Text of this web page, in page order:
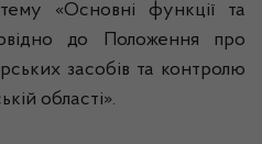
«Основні функції та
до Положення про
засобів та контролю
області».